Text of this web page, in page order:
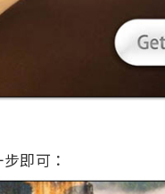
即可：